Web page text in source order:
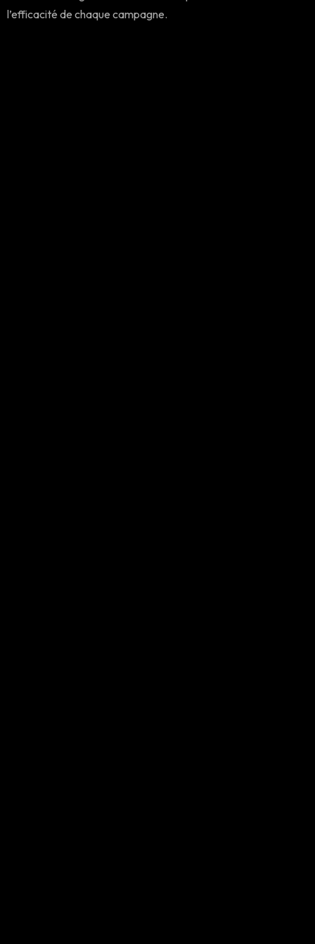
l’efficacité de chaque campagne.